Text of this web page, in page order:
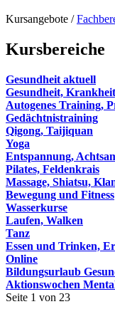
Kursangebote /
Kursbereiche
Gesundheit aktuell
Gesundheit,
Autogenes Training,
Gedächtnistraining
Qigong, Taijiquan
Yoga
Entspannung,
Pilates, Feldenkrais
Massage, Shiatsu,
Bewegung und Fitness
Wasserkurse
Laufen, Walken
Tanz
Essen und Trinken,
Online
Bildungsurlaub
Aktionswochen
Seite 1 von 23